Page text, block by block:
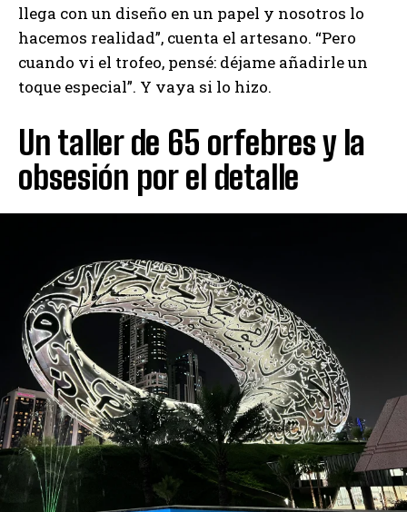
llega con un diseño en un papel y nosotros lo
hacemos realidad”, cuenta el artesano. “Pero
cuando vi el trofeo, pensé: déjame añadirle un
toque especial”. Y vaya si lo hizo.
Un taller de 65 orfebres y la
obsesión por el detalle